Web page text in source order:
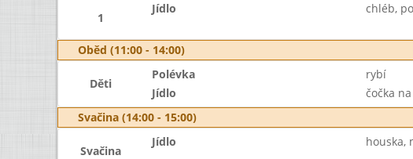
1
Jídlo chléb,
Oběd (11:00 - 14:00)
Děti
Polévka rybí
Jídlo
čočka
Svačina (14:00 - 15:00)
Svačina
Jídlo houska,